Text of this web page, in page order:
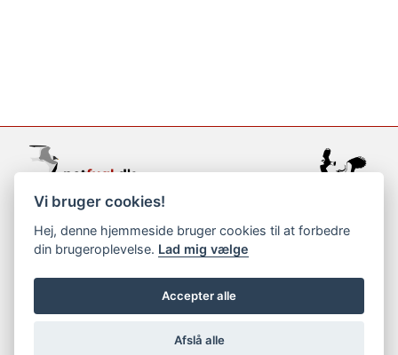
support@netfugl.dk
copyright © 2002-2023
Vi bruger cookies!
Hej, denne hjemmeside bruger cookies til at forbedre
din brugeroplevelse. Lad mig vælge
Accepter alle
Afslå alle